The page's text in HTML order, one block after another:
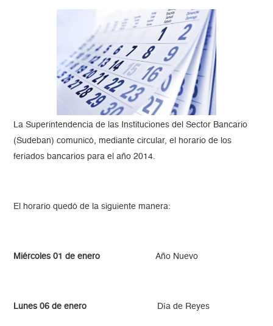
La Superintendencia de las Instituciones del Sector Bancario
(Sudeban) comunicó, mediante circular, el horario de los
feriados bancarios para el año 2014.
El horario quedó de la siguiente manera:
Miércoles 01 de enero Año Nuevo
Lunes 06 de enero Día de Reyes